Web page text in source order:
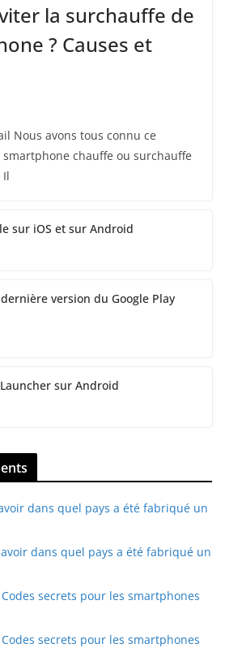
la surchauffe de
? Causes et
Nous avons tous connu ce
chauffe ou surchauffe
Il
sur iOS et sur Android
version du Google Play
sur Android
dans quel pays a été fabriqué un
dans quel pays a été fabriqué un
Codes secrets pour les smartphones
Codes secrets pour les smartphones